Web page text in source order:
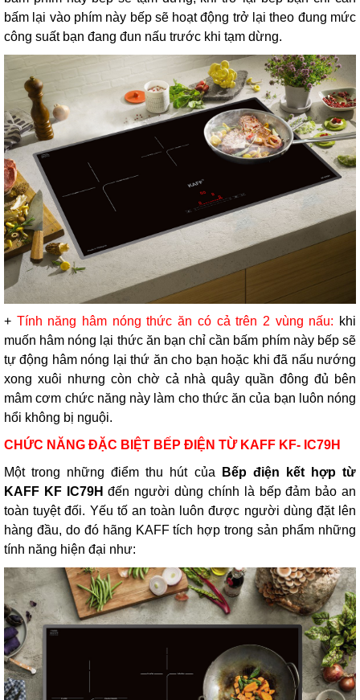
bấm lại vào phím này bếp sẽ hoạt động trở lại theo đung mức
công suất bạn đang đun nấu trước khi tạm dừng.
+ Tính năng hâm nóng thức ăn có cả trên 2 vùng nấu: khi
muốn hâm nóng lại thức ăn bạn chỉ cần bấm phím này bếp sẽ
tự động hâm nóng lại thứ ăn cho bạn hoặc khi đã nấu nướng
xong xuôi nhưng còn chờ cả nhà quây quần đông đủ bên
mâm cơm chức năng này làm cho thức ăn của bạn luôn nóng
hổi không bị nguội.
CHỨC NĂNG ĐẶC BIỆT BẾP ĐIỆN TỪ KAFF KF- IC79H
Một trong những điểm thu hút của Bếp điện kết hợp từ
KAFF KF IC79Hđến người dùng chính là bếp đảm bảo an
toàn tuyệt đối. Yếu tố an toàn luôn được người dùng đặt lên
hàng đầu, do đó hãng KAFF tích hợp trong sản phẩm những
tính năng hiện đại như: